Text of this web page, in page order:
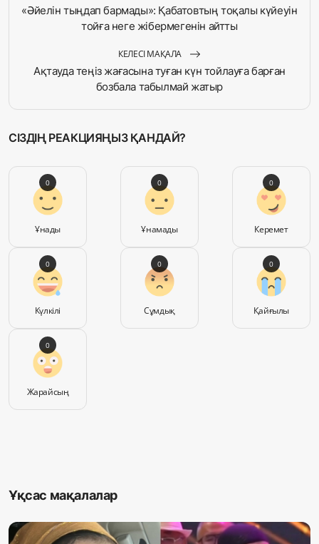
«Әйелін тыңдап бармады»: Қабатовтың тоқалы күйеуін
тойға неге жібермегенін айтты
КЕЛЕСІ МАҚАЛА
Ақтауда теңіз жағасына туған күн тойлауға барған
бозбала табылмай жатыр
СІЗДІҢ РЕАКЦИЯҢЫЗ ҚАНДАЙ?
Ұнады
0
Ұнамады
0
Керемет
0
Күлкілі
0
Сұмдық
0
Қайғылы
0
Жарайсың
0
Ұқсас мақалалар